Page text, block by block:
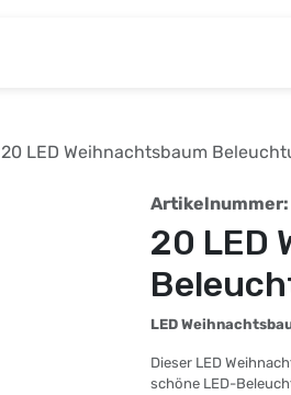
20 LED Weihnachtsbaum
Artikelnummer:
20 LED
LED
Dieser LED
schöne LED-